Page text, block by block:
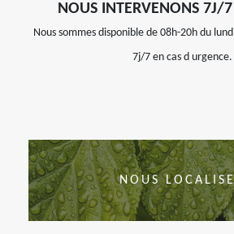
NOUS INTERVENONS 7J/
Nous sommes disponible de 08h-20h du
7j/7 en cas d urgence.
NOUS